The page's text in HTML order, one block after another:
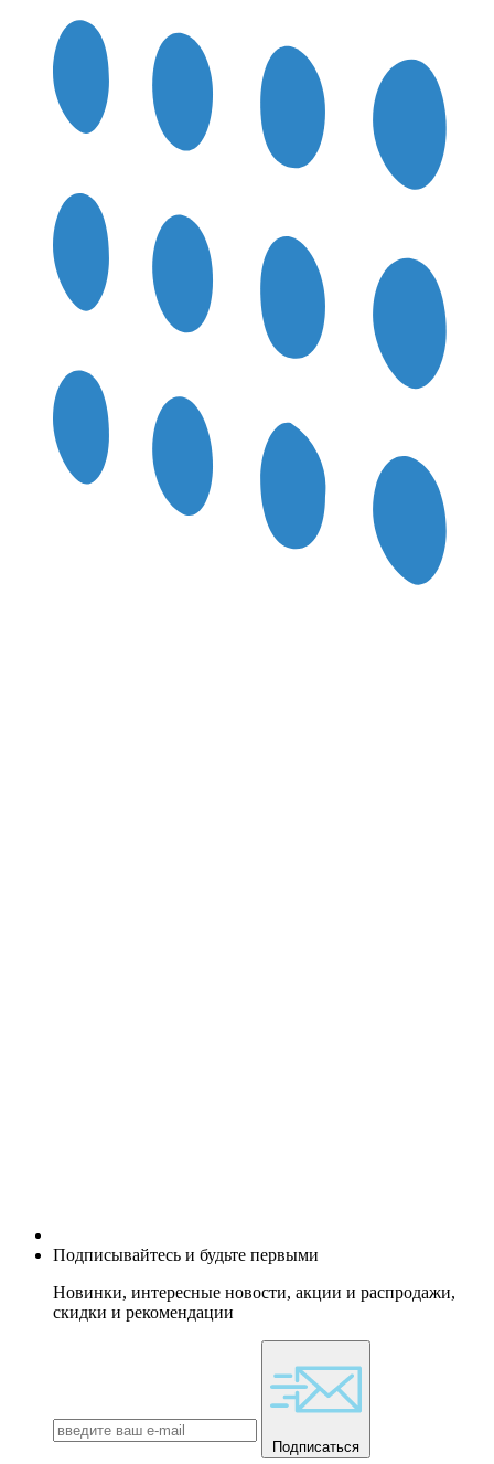
Подписывайтесь и будьте первыми
Новинки, интересные новости, акции и распродажи,
скидки и рекомендации
Подписаться